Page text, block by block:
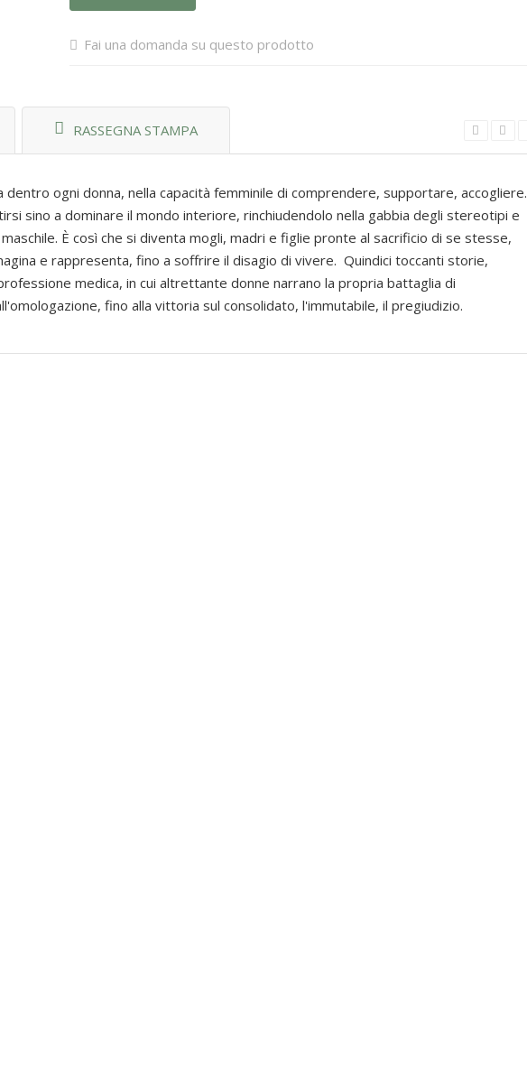
Fai una domanda su questo prodotto
RASSEGNA STAMPA
dentro ogni donna, nella capacità femminile di comprendere, supportare, accogliere.
sino a dominare il mondo interiore, rinchiudendolo nella gabbia degli stereotipi e
È così che si diventa mogli, madri e figlie pronte al sacrificio di se stesse,
e rappresenta, fino a soffrire il disagio di vivere. Quindici toccanti storie,
medica, in cui altrettante donne narrano la propria battaglia di
fino alla vittoria sul consolidato, l'immutabile, il pregiudizio.